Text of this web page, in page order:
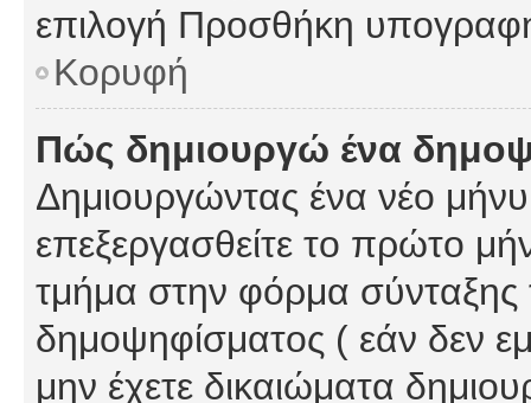
επιλογή Προσθήκη
Κορυφή
Πώς δημιουργώ ένα
Δημιουργώντας ένα νέο
επεξεργασθείτε το πρώτο
τμήμα στην φόρμα σύνταξης
δημοψηφίσματος ( εάν δεν
μην έχετε δικαιώματα